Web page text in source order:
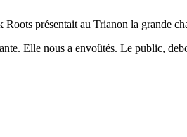
présentait au Trianon la grande
Elle nous a envoûtés. Le public,